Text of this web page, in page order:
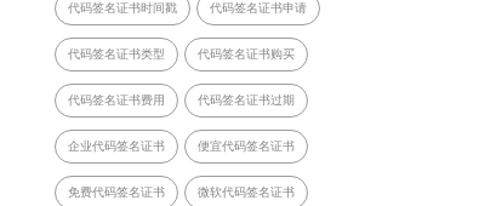
代码签名证书时间戳 代码签名证书申请
代码签名证书类型 代码签名证书购买
代码签名证书费用 代码签名证书过期
企业代码签名证书 便宜代码签名证书
免费代码签名证书 微软代码签名证书